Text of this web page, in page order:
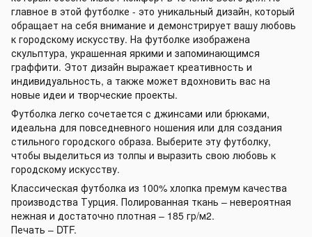
главное в этой футболке - это уникальный дизайн, который
обращает на себя внимание и демонстрирует вашу любовь
к городскому искусству. На футболке изображена
скульптура, украшенная яркими и запоминающимся
граффити. Этот дизайн выражает креативность и
индивидуальность, а также может вдохновить вас на
новые идеи и творческие проекты.
Футболка легко сочетается с джинсами или брюками,
идеальна для повседневного ношения или для создания
стильного городского образа. Выберите эту футболку,
чтобы выделиться из толпы и выразить свою любовь к
городскому искусству.
Классическая футболка из 100% хлопка премум качества
производства Турция. Полированная ткань – невероятная
нежная и достаточно плотная – 185 гр/м2.
Печать – DTF.